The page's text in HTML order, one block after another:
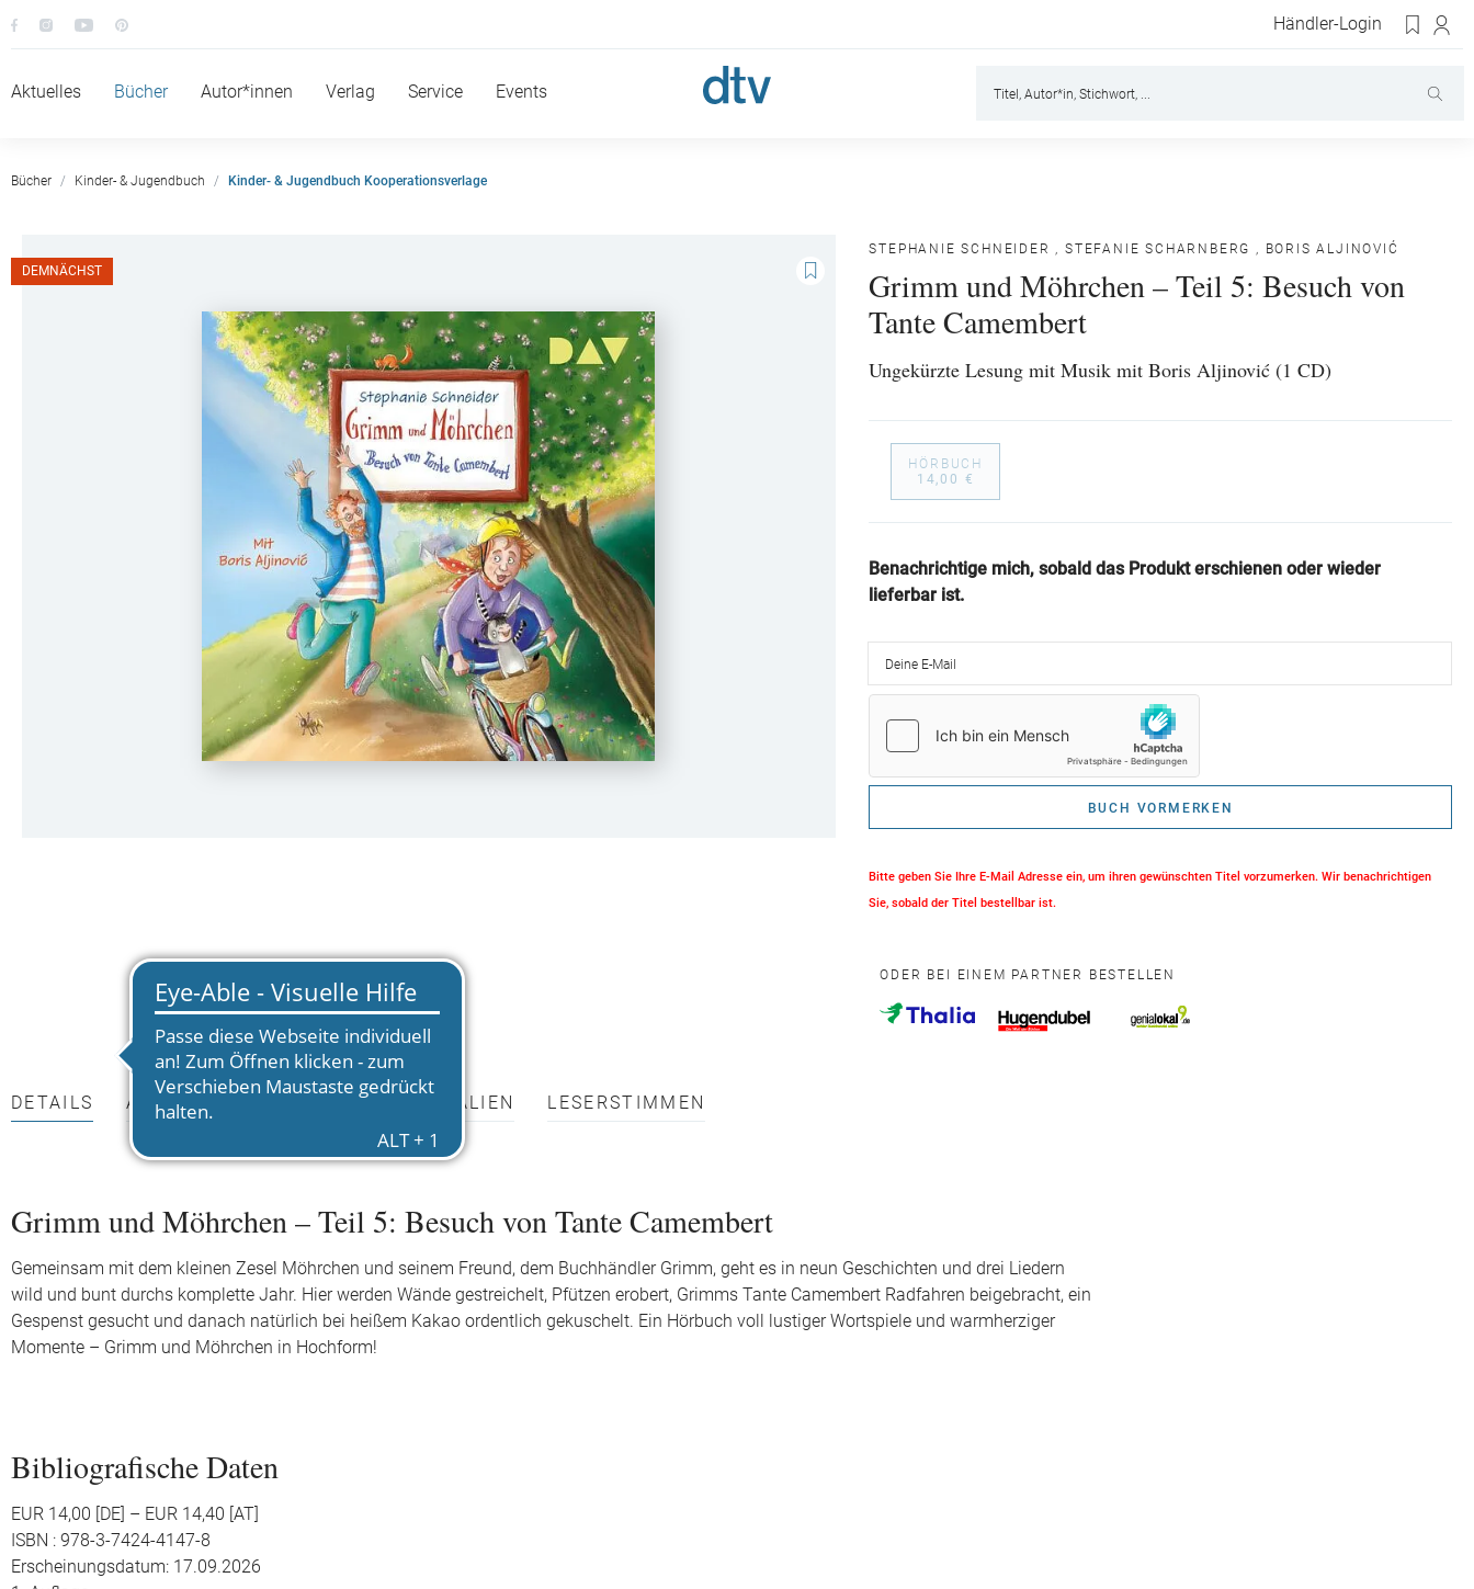
Händler-Login
Aktuelles Bücher Autor*innen Verlag Service Events
Bücher Kinder- & Jugendbuch Kinder- & Jugendbuch Kooperationsverlage
DEMNÄCHST
STEPHANIE SCHNEIDER , STEFANIE SCHARNBERG , BORIS ALJINOVIĆ
Grimm und Möhrchen – Teil 5: Besuch von
Tante Camembert
Ungekürzte Lesung mit Musik mit Boris Aljinović (1 CD)
HÖRBUCH
14,00 €
Benachrichtige mich, sobald das Produkt erschienen oder wieder
lieferbar ist.
BUCH VORMERKEN
Bitte geben Sie Ihre E-Mail Adresse ein, um ihren gewünschten Titel vorzumerken. Wir benachrichtigen
Sie, sobald der Titel bestellbar ist.
ODER BEI EINEM PARTNER BESTELLEN
DETAILS AUTOR*INNEN PRESSEMATERIALIEN LESERSTIMMEN
Grimm und Möhrchen – Teil 5: Besuch von Tante Camembert
Gemeinsam mit dem kleinen Zesel Möhrchen und seinem Freund, dem Buchhändler Grimm, geht es in neun Geschichten und drei Liedern
wild und bunt durchs komplette Jahr. Hier werden Wände gestreichelt, Pfützen erobert, Grimms Tante Camembert Radfahren beigebracht, ein
Gespenst gesucht und danach natürlich bei heißem Kakao ordentlich gekuschelt. Ein Hörbuch voll lustiger Wortspiele und warmherziger
Momente – Grimm und Möhrchen in Hochform!
Bibliografische Daten
EUR 14,00 [DE] – EUR 14,40 [AT]
ISBN : 978-3-7424-4147-8
Erscheinungsdatum: 17.09.2026